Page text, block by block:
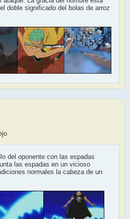
doble significado del bolas de arroz
del oponente con las espadas
las espadas en un vicioso
normales la cabeza de un